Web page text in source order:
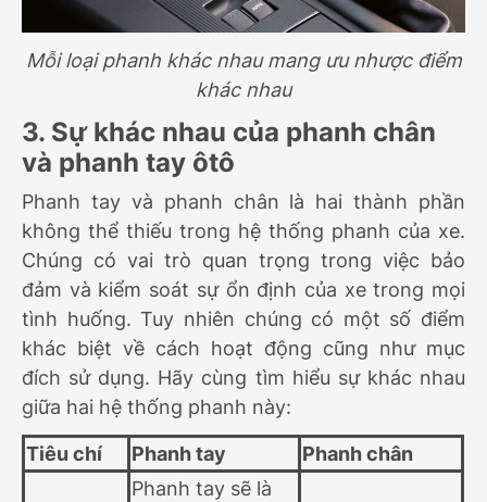
Mỗi loại phanh khác nhau mang ưu nhược điểm
khác nhau
3. Sự khác nhau của phanh chân
và phanh tay ôtô
Phanh tay và phanh chân là hai thành phần
không thể thiếu trong hệ thống phanh của xe.
Chúng có vai trò quan trọng trong việc bảo
đảm và kiểm soát sự ổn định của xe trong mọi
tình huống. Tuy nhiên chúng có một số điểm
khác biệt về cách hoạt động cũng như mục
đích sử dụng. Hãy cùng tìm hiểu sự khác nhau
giữa hai hệ thống phanh này:
Tiêu chí Phanh tay Phanh chân
Phanh tay sẽ là